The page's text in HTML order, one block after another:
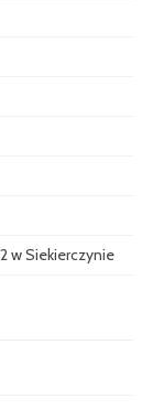
w Siekierczynie